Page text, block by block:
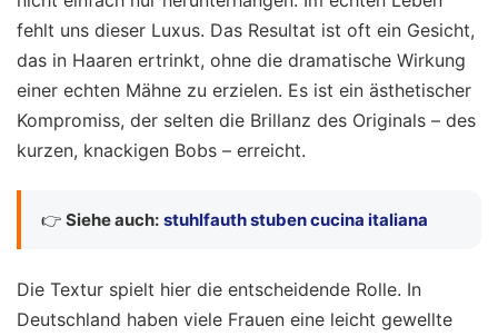
fehlt uns dieser Luxus. Das Resultat ist oft ein Gesicht,
das in Haaren ertrinkt, ohne die dramatische Wirkung
einer echten Mähne zu erzielen. Es ist ein ästhetischer
Kompromiss, der selten die Brillanz des Originals – des
kurzen, knackigen Bobs – erreicht.
👉 Siehe auch: stuhlfauth stuben cucina italiana
Die Textur spielt hier die entscheidende Rolle. In
Deutschland haben viele Frauen eine leicht gewellte